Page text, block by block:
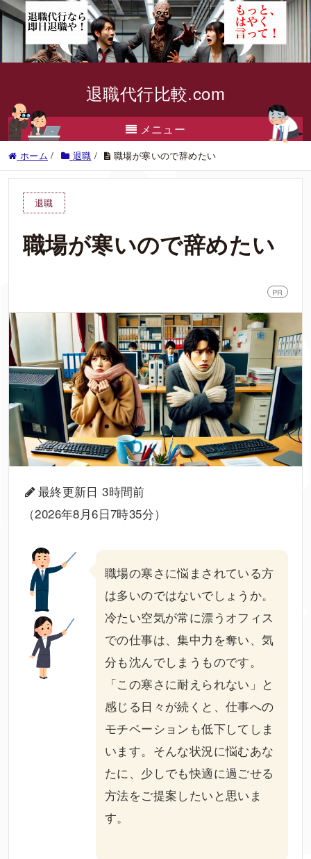
退職代行比較.com
メニュー
ホーム / 退職 / 職場が寒いので辞めたい
退職
職場が寒いので辞めたい
PR
最終更新日 3時間前
（2026年8月6日7時35分）
職場の寒さに悩まされている方
は多いのではないでしょうか。
冷たい空気が常に漂うオフィス
での仕事は、集中力を奪い、気
分も沈んでしまうものです。
「この寒さに耐えられない」と
感じる日々が続くと、仕事への
モチベーションも低下してしま
います。そんな状況に悩むあな
たに、少しでも快適に過ごせる
方法をご提案したいと思いま
す。